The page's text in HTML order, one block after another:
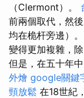
（Clermont）。
前兩個取代，然
均在桅杆旁邊）。
變得更加複雜，
但是，在五十年
外燴 google關鍵
頸放鬆 在18世紀